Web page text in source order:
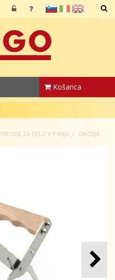
IŠČI
it
Košarica
ORODJE ZA DELO V PANJU ORODJE